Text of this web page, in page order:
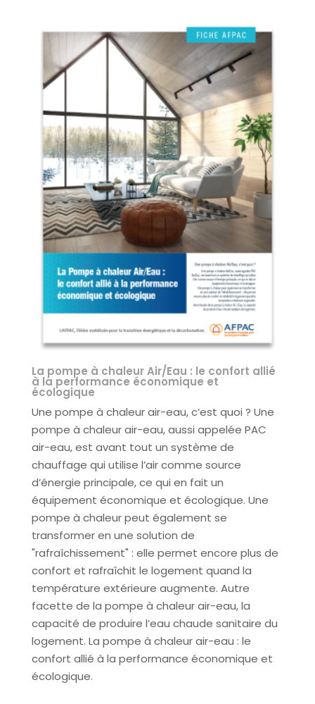
La pompe à chaleur Air/Eau : le confort allié
à la performance économique et
écologique
Une pompe à chaleur air-eau, c’est quoi ? Une
pompe à chaleur air-eau, aussi appelée PAC
air-eau, est avant tout un système de
chauffage qui utilise l’air comme source
d’énergie principale, ce qui en fait un
équipement économique et écologique. Une
pompe à chaleur peut également se
transformer en une solution de
"rafraîchissement" : elle permet encore plus de
confort et rafraîchit le logement quand la
température extérieure augmente. Autre
facette de la pompe à chaleur air-eau, la
capacité de produire l’eau chaude sanitaire du
logement. La pompe à chaleur air-eau : le
confort allié à la performance économique et
écologique.